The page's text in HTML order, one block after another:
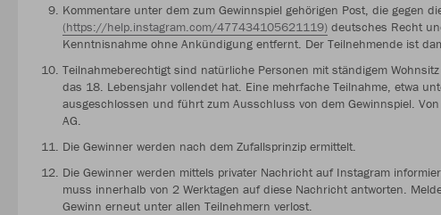
Kommentare unter dem zum Gewinnspiel gehörigen Post, die gegen
(https://help.instagram.com/477434105621119) deutsches Recht
Kenntnisnahme ohne Ankündigung entfernt. Der Teilnehmende ist
Teilnahmeberechtigt sind natürliche Personen mit ständigem
das 18. Lebensjahr vollendet hat. Eine mehrfache Teilnahme, etwa
ausgeschlossen und führt zum Ausschluss von dem Gewinnspiel.
AG.
Die Gewinner werden nach dem Zufallsprinzip ermittelt.
Die Gewinner werden mittels privater Nachricht auf Instagram
muss innerhalb von 2 Werktagen auf diese Nachricht antworten.
Gewinn erneut unter allen Teilnehmern verlost.